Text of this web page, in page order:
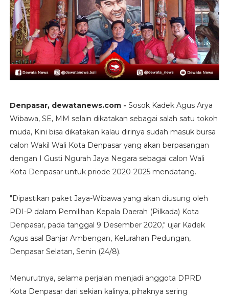
Denpasar, dewatanews.com - Sosok Kadek Agus Arya
Wibawa, SE, MM selain dikatakan sebagai salah satu tokoh
muda, Kini bisa dikatakan kalau dirinya sudah masuk bursa
calon Wakil Wali Kota Denpasar yang akan berpasangan
dengan I Gusti Ngurah Jaya Negara sebagai calon Wali
Kota Denpasar untuk priode 2020-2025 mendatang.
"Dipastikan paket Jaya-Wibawa yang akan diusung oleh
PDI-P dalam Pemilihan Kepala Daerah (Pilkada) Kota
Denpasar, pada tanggal 9 Desember 2020," ujar Kadek
Agus asal Banjar Ambengan, Kelurahan Pedungan,
Denpasar Selatan, Senin (24/8).
Menurutnya, selama perjalan menjadi anggota DPRD
Kota Denpasar dari sekian kalinya, pihaknya sering